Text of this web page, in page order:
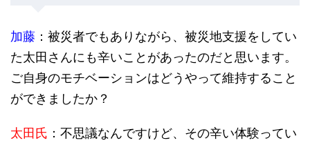
加藤 ：被災者でもありながら、被災地支援をしてい
た太田さんにも辛いことがあったのだと思います。
ご自身のモチベーションはどうやって維持すること
ができましたか？
太田氏 ：不思議なんですけど、その辛い体験ってい